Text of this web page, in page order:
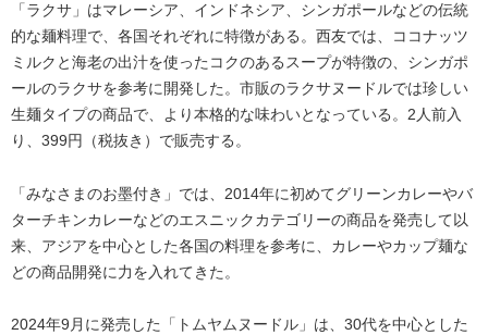
「ラクサ」はマレーシア、インドネシア、シンガポールなどの伝統
的な麺料理で、各国それぞれに特徴がある。西友では、ココナッツ
ミルクと海老の出汁を使ったコクのあるスープが特徴の、シンガポ
ールのラクサを参考に開発した。市販のラクサヌードルでは珍しい
生麺タイプの商品で、より本格的な味わいとなっている。2人前入
り、399円（税抜き）で販売する。
「みなさまのお墨付き」では、2014年に初めてグリーンカレーやバ
ターチキンカレーなどのエスニックカテゴリーの商品を発売して以
来、アジアを中心とした各国の料理を参考に、カレーやカップ麺な
どの商品開発に力を入れてきた。
2024年9月に発売した「トムヤムヌードル」は、30代を中心とした